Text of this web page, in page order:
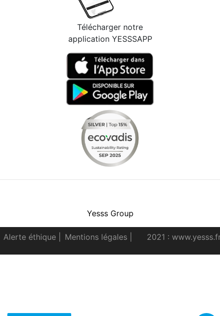
Télécharger notre
application YESSSAPP
Yesss Group
Alerte éthique Mentions légales 2021 :